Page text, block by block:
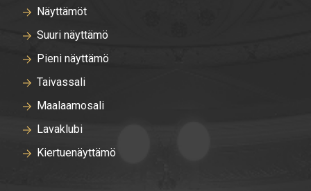
Näyttämöt
Suuri näyttämö
Pieni näyttämö
Taivassali
Maalaamosali
Lavaklubi
Kiertuenäyttämö